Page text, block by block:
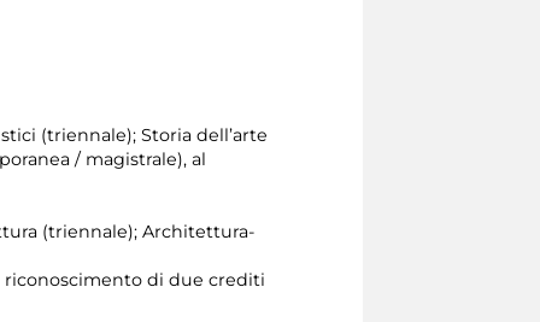
(triennale); Storia dell’arte
/ magistrale), al
(triennale); Architettura-
riconoscimento di due crediti